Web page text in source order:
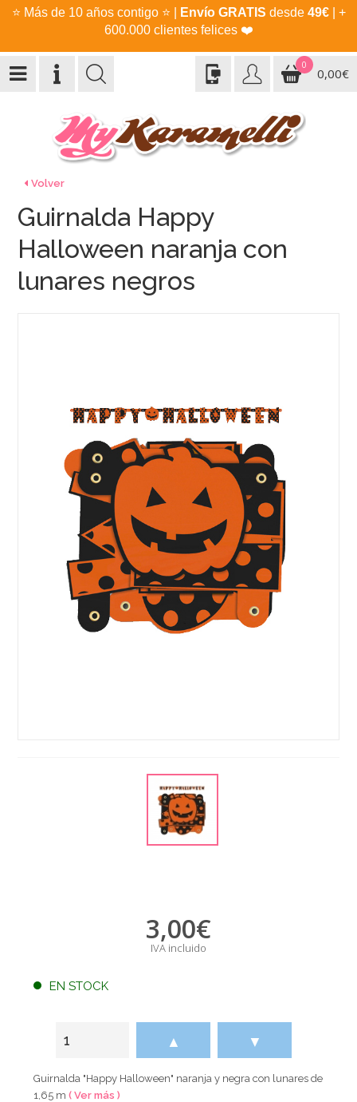
⭐ Más de 10 años contigo ⭐ Envío GRATIS desde 49€| +
600.000 clientes felices ❤️
0
0,00€
Volver
Guirnalda Happy
Halloween naranja con
lunares negros
3,00€
IVA incluido
EN STOCK
▲ ▼
Guirnalda "Happy Halloween" naranja y negra con lunares de
1,65 m( Ver más )